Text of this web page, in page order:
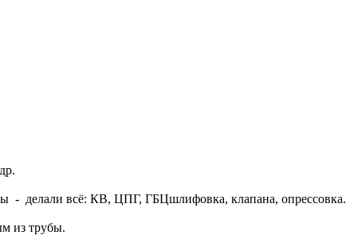
- делали всё: КВ, ЦПГ, ГБЦшлифовка, клапана, опрессовка.
из трубы.